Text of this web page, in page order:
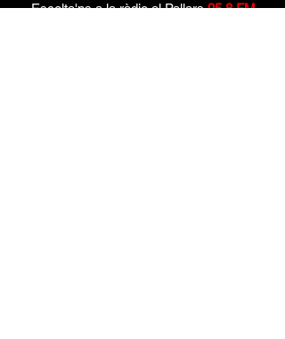
Escolta'ns a la ràdio al Pallars95.8 FM